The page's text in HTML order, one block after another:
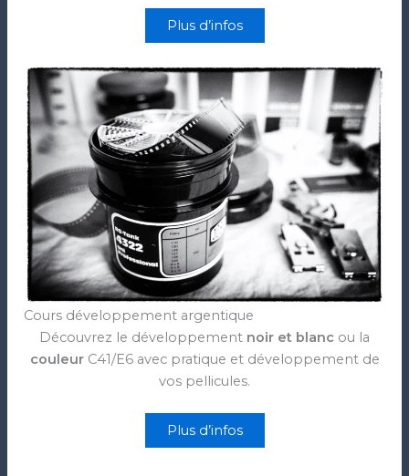
Plus d’infos
Cours développement argentique
Découvrez le développement noir et blanc ou la
couleurC41/E6 avec pratique et développement de
vos pellicules.
Plus d’infos